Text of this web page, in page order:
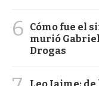
6
Cómo fue el
murió
Drogas